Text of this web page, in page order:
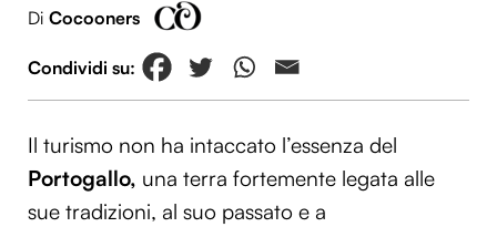
Di Cocooners
Il turismo non ha intaccato l’essenza del
Portogallo, una terra fortemente legata alle
sue tradizioni, al suo passato e a